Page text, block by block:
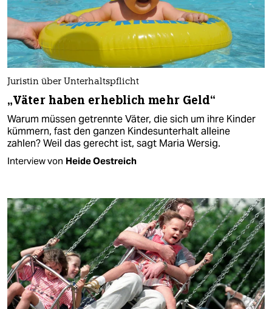
Juristin über Unterhaltspflicht
„Väter haben erheblich mehr Geld“
Warum müssen getrennte Väter, die sich um ihre Kinder
kümmern, fast den ganzen Kindesunterhalt alleine
zahlen? Weil das gerecht ist, sagt Maria Wersig.
Interview von Heide Oestreich